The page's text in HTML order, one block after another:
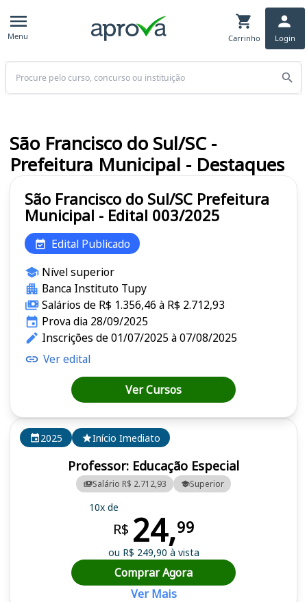
Menu Carrinho Login
Buscar
2025 Início Imediato
Professor: Educação Especial
Salário R$ 2.712,93 Superior
10x de
R$ 24,99
ou R$ 249,90 à vista
Comprar Agora
Ver Mais
São Francisco do Sul/SC Prefeitura
Municipal - Edital 003/2025
Edital Publicado
Nível superior
Banca Instituto Tupy
Salários de R$ 1.356,46 à R$ 2.712,93
Prova dia 28/09/2025
Inscrições de 01/07/2025 à 07/08/2025
Ver edital
Ver Cursos
São Francisco do Sul/SC -
Prefeitura Municipal - Destaques